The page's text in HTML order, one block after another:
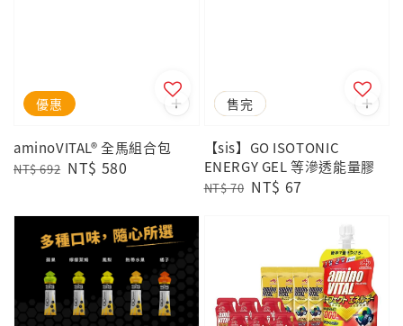
優惠
aminoVITAL® 全馬組合包
Regular
NT$ 692 Sale
NT$ 580
優惠
售完
【sis】GO ISOTONIC
ENERGY GEL 等滲透能量膠
Regular
NT$ 70 Sale
NT$ 67